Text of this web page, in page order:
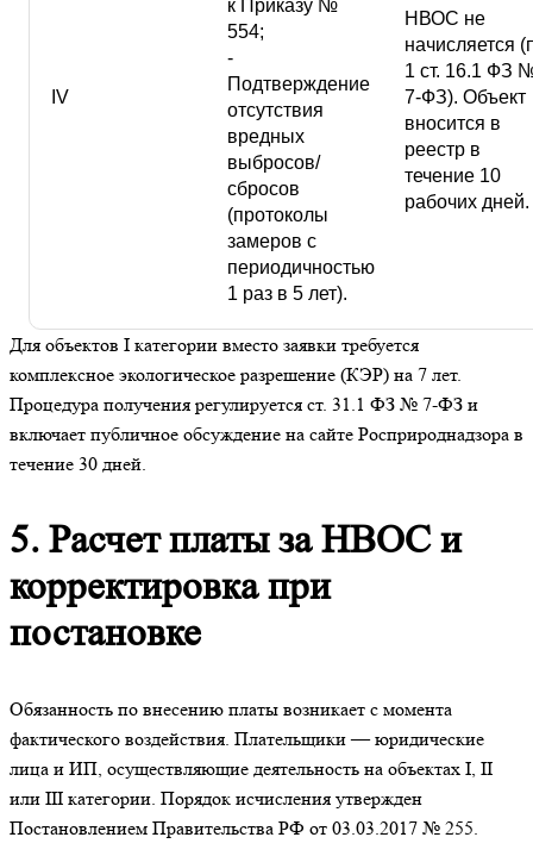
IV
к Приказу №
554;
-
Подтверждение
отсутствия
вредных
выбросов/
сбросов
(протоколы
замеров с
периодичностью
1 раз в 5 лет).
НВОС не
начисляется
1 ст. 16.1 ФЗ
7-ФЗ). Объект
вносится в
реестр в
течение 10
рабочих дней.
Для объектов I категории вместо заявки требуется
комплексное экологическое разрешение (КЭР) на 7 лет.
Процедура получения регулируется ст. 31.1 ФЗ № 7-ФЗ и
включает публичное обсуждение на сайте Росприроднадзора в
течение 30 дней.
5. Расчет платы за НВОС и
корректировка при
постановке
Обязанность по внесению платы возникает с момента
фактического воздействия. Плательщики — юридические
лица и ИП, осуществляющие деятельность на объектах I, II
или III категории. Порядок исчисления утвержден
Постановлением Правительства РФ от 03.03.2017 № 255.